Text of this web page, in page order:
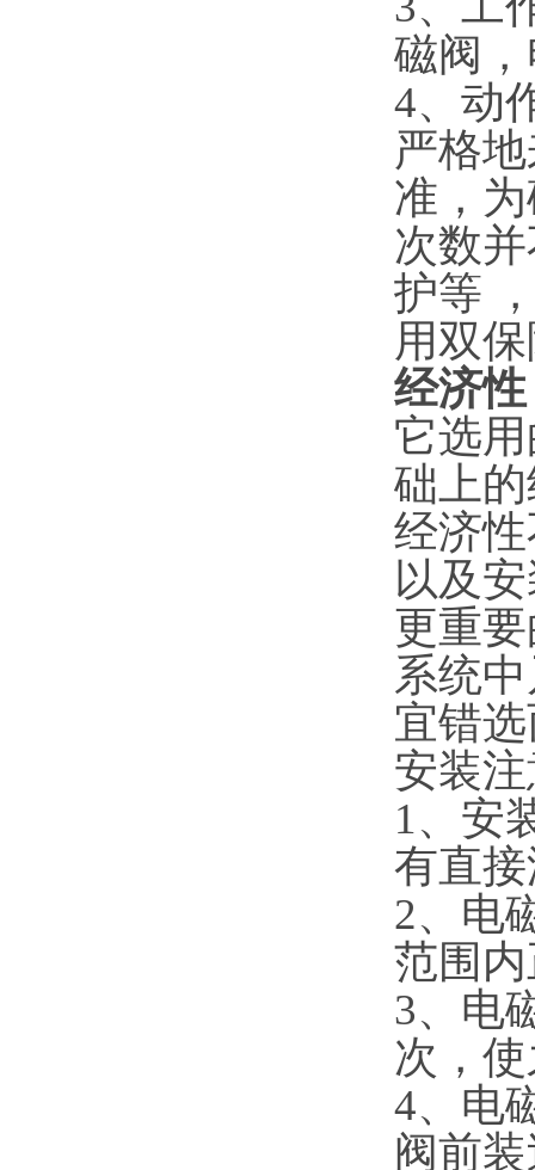
磁阀
4、动
严格
准，
次数
护等
用双
经济性
它选
础上
经济
以及
更重
系统
宜错
安装
1、安
有直
2、电
范围
3、电
次，
4、电
阀前